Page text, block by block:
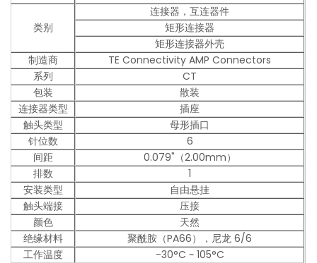
类别
连接器，互连器件
矩形连接器
矩形连接器外壳
制造商
TE Connectivity AMP Connectors
系列
CT
包装
散装
连接器类型
插座
触头类型
母形插口
针位数
6
间距
0.079"（2.00mm）
排数
1
安装类型
自由悬挂
触头端接
压接
颜色
天然
绝缘材料
聚酰胺（PA66），尼龙 6/6
工作温度
-30°C ~ 105°C